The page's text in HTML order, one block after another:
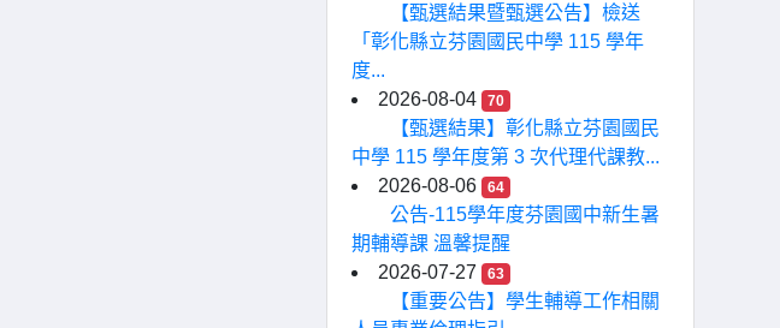
【甄選結果暨甄選公告】檢送
「彰化縣立芬園國民中學 115 學年
度...
2026-08-04
70
【甄選結果】彰化縣立芬園國民
中學 115 學年度第 3 次代理代課教...
2026-08-06
64
公告-115學年度芬園國中新生暑
期輔導課 溫馨提醒
2026-07-27
63
【重要公告】學生輔導工作相關